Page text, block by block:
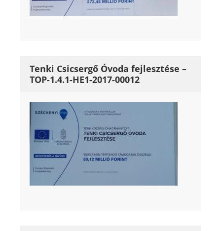
Tenki Csicsergő Óvoda fejlesztése –
TOP-1.4.1-HE1-2017-00012